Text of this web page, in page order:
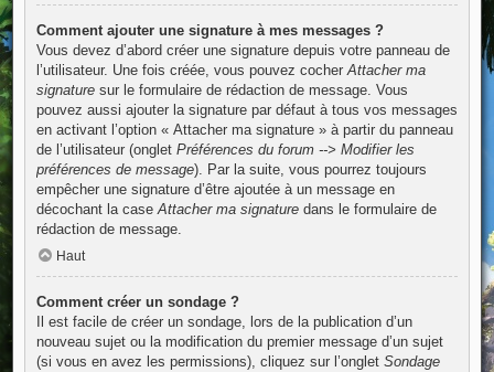
Comment ajouter une signature à mes messages ?
Vous devez d’abord créer une signature depuis votre panneau de
l’utilisateur. Une fois créée, vous pouvez cocherAttacher ma
signaturesur le formulaire de rédaction de message. Vous
pouvez aussi ajouter la signature par défaut à tous vos messages
en activant l’option « Attacher ma signature » à partir du panneau
de l’utilisateur (onglet Préférences du forum --> Modifier les
préférences de message). Par la suite, vous pourrez toujours
empêcher une signature d’être ajoutée à un message en
décochant la caseAttacher ma signaturedans le formulaire de
rédaction de message.
Haut
Comment créer un sondage ?
Il est facile de créer un sondage, lors de la publication d’un
nouveau sujet ou la modification du premier message d’un sujet
(si vous en avez les permissions), cliquez sur l’onglet Sondage